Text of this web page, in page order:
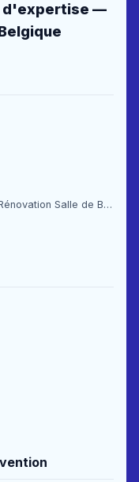
d'expertise —
Prix pour Renover une Salle de Bain & Rénovation Salle de Bain Prix